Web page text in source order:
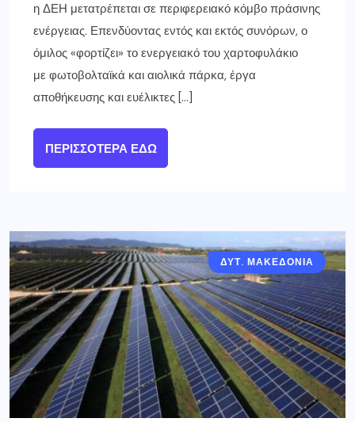
η ΔΕΗ μετατρέπεται σε περιφερειακό κόμβο πράσινης
ενέργειας. Επενδύοντας εντός και εκτός συνόρων, ο
όμιλος «φορτίζει» το ενεργειακό του χαρτοφυλάκιο
με φωτοβολταϊκά και αιολικά πάρκα, έργα
αποθήκευσης και ευέλικτες […]
ΠΕΡΙΣΣΌΤΕΡΑ ΕΔΏ
ΔΥΤ. ΜΑΚΕΔΟΝΙΑ